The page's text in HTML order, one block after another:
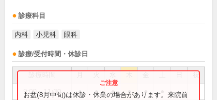
診療科目
内科 小児科 眼科
診療/受付時間・休診日
祝
9:00～11:30 ● ● ● ● ●
お盆(8月中旬)は休診・休業の場合があります。来院前